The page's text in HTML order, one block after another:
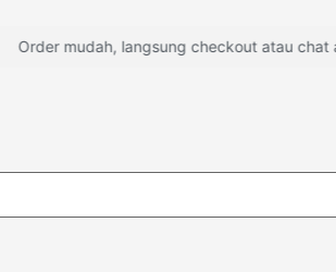
Order mudah, langsung checkout atau chat